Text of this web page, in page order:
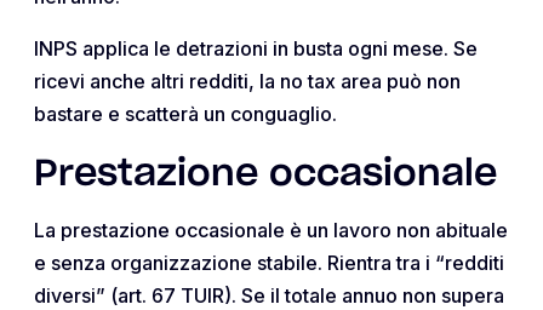
INPS applica le detrazioni in busta ogni mese. Se
ricevi anche altri redditi, la no tax area può non
bastare e scatterà un conguaglio.
Prestazione occasionale
La prestazione occasionale è un lavoro non abituale
e senza organizzazione stabile. Rientra tra i “redditi
diversi” (art. 67 TUIR). Se il totale annuo non supera